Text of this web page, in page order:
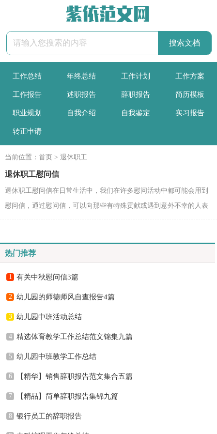
工作总结 年终总结 工作计划 工作方案
工作报告 述职报告 辞职报告 简历模板
职业规划 自我介绍 自我鉴定 实习报告
转正申请
当前位置： 首页 > 退休职工
退休职工慰问信
退休职工慰问信在日常生活中，我们在许多慰问活动中都可能会用到
慰问信，通过慰问信，可以向那些有特殊贡献或遇到意外不幸的人表
热门推荐
1 有关中秋慰问信3篇
2 幼儿园的师德师风自查报告4篇
3 幼儿园中班活动总结
4 精选体育教学工作总结范文锦集九篇
5 幼儿园中班教学工作总结
6 【精华】销售辞职报告范文集合五篇
7 【精品】简单辞职报告集锦九篇
8 银行员工的辞职报告